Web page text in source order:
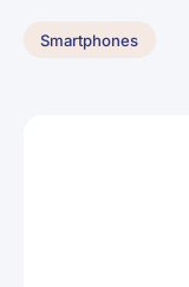
Smartphones